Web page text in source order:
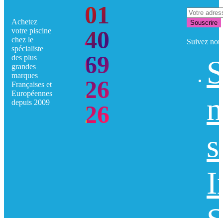
Achetez
votre piscine
chez le
spécialiste
des plus
grandes
marques
Françaises et
Européennes
depuis 2009
01
40
69
26
26
Souscrire
Suivez